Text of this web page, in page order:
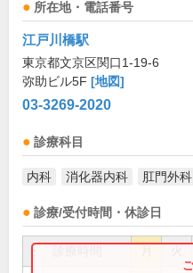
所在地・電話番号
江戸川橋駅
東京都文京区関口1-19-6
弥助ビル5F [地図]
03-3269-2020
診療科目
内科 消化器内科 肛門外科
診療/受付時間・休診日